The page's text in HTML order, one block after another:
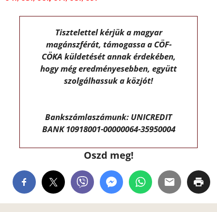
Tisztelettel kérjük a magyar
magánszférát, támogassa a CÖF-
CÖKA küldetését annak érdekében,
hogy még eredményesebben, együtt
szolgálhassuk a közjót!
Bankszámlaszámunk: UNICREDIT
BANK 10918001-00000064-35950004
Oszd meg!